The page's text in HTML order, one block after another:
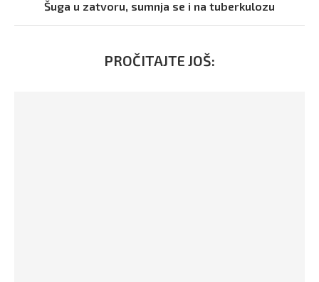
Šuga u zatvoru, sumnja se i na tuberkulozu
PROČITAJTE JOŠ: